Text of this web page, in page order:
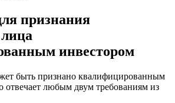
признания
инвестором
быть признано квалифицированным
отвечает любым двум требованиям из